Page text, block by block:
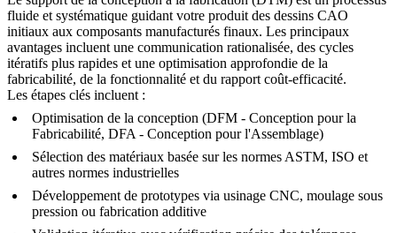
fluide et systématique guidant votre produit des dessins CAO
initiaux aux composants manufacturés finaux. Les principaux
avantages incluent une communication rationalisée, des cycles
itératifs plus rapides et une optimisation approfondie de la
fabricabilité, de la fonctionnalité et du rapport coût-efficacité.
Les étapes clés incluent :
Optimisation de la conception (DFM - Conception pour la
Fabricabilité, DFA - Conception pour l'Assemblage)
Sélection des matériaux basée sur les normes ASTM, ISO et
autres normes industrielles
Développement de prototypes via usinage CNC, moulage sous
pression ou fabrication additive